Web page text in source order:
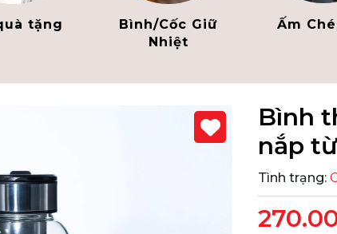
tặng
Bình/Cốc Giữ
Nhiệt
Ấm
Bình
nắp
Tình trạng: